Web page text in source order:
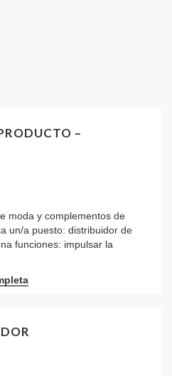
–
moda y complementos de
un/a puesto: distribuidor de
funciones: impulsar la